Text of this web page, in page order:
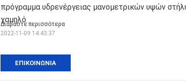
πρόγραμμα υδρενέργειας μανομετρικών υψών
χαμηλό
ΕΠΙΚΟΙΝΩΝΊΑ
Διαβάστε περισσότερα
2022-11-09 14:43:37